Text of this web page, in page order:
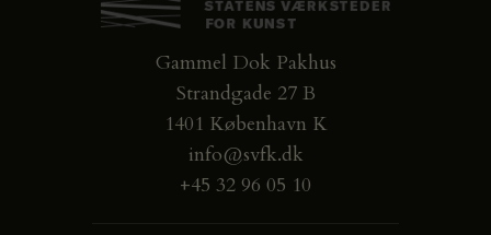
Gammel Dok Pakhus
Strandgade 27 B
1401 København K
info@svfk.dk
+45 32 96 05 10